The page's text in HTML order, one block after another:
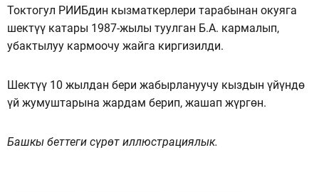
Токтогул РИИБдин кызматкерлери тарабынан окуяга
шектүү катары 1987-жылы туулган Б.А. кармалып,
убактылуу кармоочу жайга киргизилди.
Шектүү 10 жылдан бери жабырлануучу кыздын үйүндө
үй жумуштарына жардам берип, жашап жүргөн.
Башкы беттеги сүрөт иллюстрациялык.